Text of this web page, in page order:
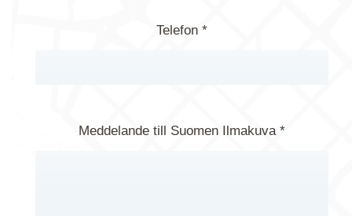
Telefon *
Meddelande till Suomen Ilmakuva *